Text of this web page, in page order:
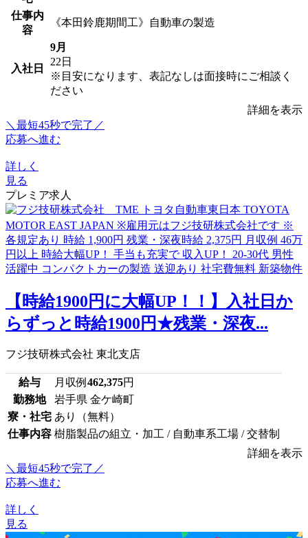
仕事内
容
《本田鈴鹿期間工》自動車の製造
入社日
9月
22日
※目安になります、表記なしは面接時にご相談く
ださい
詳細を表示
＼最短45秒で完了／
応募へ進む
詳しく
見る
プレミア求人
【時給1900円に大幅UP！！】入社日か
らずっと時給1900円★残業・深夜...
フジ技研株式会社 東北支店
給与 月収例 462,375円
勤務地
岩手県 金ケ崎町
寮・社宅 あり（無料）
仕事内容 樹脂製品の組立・加工 / 自動車系工場 / 交替制
詳細を表示
＼最短45秒で完了／
応募へ進む
詳しく
見る